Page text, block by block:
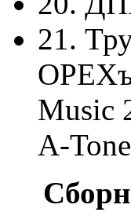
21.
Music
A-